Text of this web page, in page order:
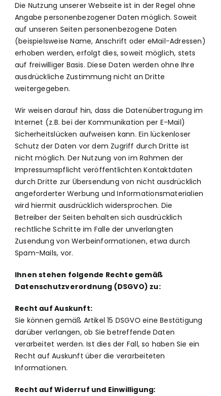
Die Nutzung unserer Webseite ist in der Regel ohne
Angabe personenbezogener Daten möglich. Soweit
auf unseren Seiten personenbezogene Daten
(beispielsweise Name, Anschrift oder eMail-Adressen)
erhoben werden, erfolgt dies, soweit möglich, stets
auf freiwilliger Basis. Diese Daten werden ohne Ihre
ausdrückliche Zustimmung nicht an Dritte
weitergegeben.
Wir weisen darauf hin, dass die Datenübertragung im
Internet (z.B. bei der Kommunikation per E-Mail)
Sicherheitslücken aufweisen kann. Ein lückenloser
Schutz der Daten vor dem Zugriff durch Dritte ist
nicht möglich. Der Nutzung von im Rahmen der
Impressumspflicht veröffentlichten Kontaktdaten
durch Dritte zur Übersendung von nicht ausdrücklich
angeforderter Werbung und Informationsmaterialien
wird hiermit ausdrücklich widersprochen. Die
Betreiber der Seiten behalten sich ausdrücklich
rechtliche Schritte im Falle der unverlangten
Zusendung von Werbeinformationen, etwa durch
Spam-Mails, vor.
Ihnen stehen folgende Rechte gemäß
Datenschutzverordnung (DSGVO) zu:
Recht auf Auskunft:
Sie können gemäß Artikel 15 DSGVO eine Bestätigung
darüber verlangen, ob Sie betreffende Daten
verarbeitet werden. Ist dies der Fall, so haben Sie ein
Recht auf Auskunft über die verarbeiteten
Informationen.
Recht auf Widerruf und Einwilligung: